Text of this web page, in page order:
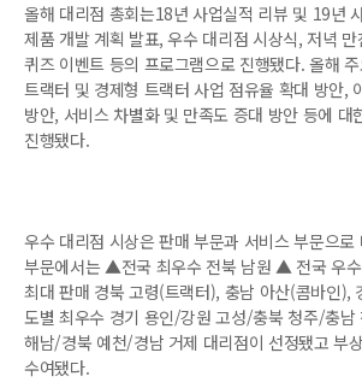
올해 대리점 총회는18년 사업실적 리뷰 및 19년
제품 개발 계획 발표, 우수 대리점 시상식, 저녁
퀴즈 이벤트 등의 프로그램으로 진행됐다. 올해
트랙터 및 경제형 트랙터 사업 점유율 확대 방안,
방안, 서비스 차별화 및 만족도 증대 방안 등에 대
진행됐다.
우수 대리점 시상은 판매 부문과 서비스 부문으로
부문에서는 ▲전국 최우수 전북 남원 ▲ 전국 우
최대 판매 경북 고령(트랙터), 충남 아산(콤바인
도별 최우수 경기 용인/강원 고성/충북 청주/충
해남/경북 예천/경남 거제 대리점이 선정됐고 부
수여됐다.